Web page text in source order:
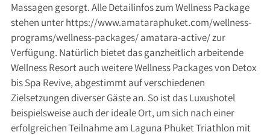
Massagen gesorgt. Alle Detailinfos zum Wellness Package
stehen unter https://www.amataraphuket.com/wellness-
programs/wellness-packages/ amatara-active/ zur
Verfügung. Natürlich bietet das ganzheitlich arbeitende
Wellness Resort auch weitere Wellness Packages von Detox
bis Spa Revive, abgestimmt auf verschiedenen
Zielsetzungen diverser Gäste an. So ist das Luxushotel
beispielsweise auch der ideale Ort, um sich nach einer
erfolgreichen Teilnahme am Laguna Phuket Triathlon mit